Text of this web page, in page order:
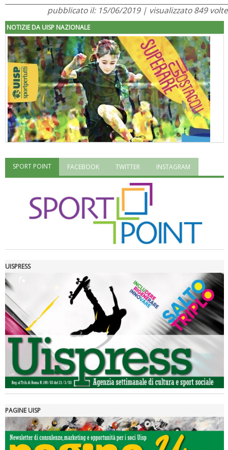
pubblicato il: 15/06/2019 | visualizzato 849 volte
NOTIZIE DA UISP NAZIONALE
"Superare gli ostacoli": la relazione di Tiziano Pesce al CN Uisp
Luglio 2026: "Pensando con i piedi, si possono fare le
rivoluzioni"
SPORT POINT FACEBOOK TWITTER INSTAGRAM
UISPRESS
PAGINE UISP